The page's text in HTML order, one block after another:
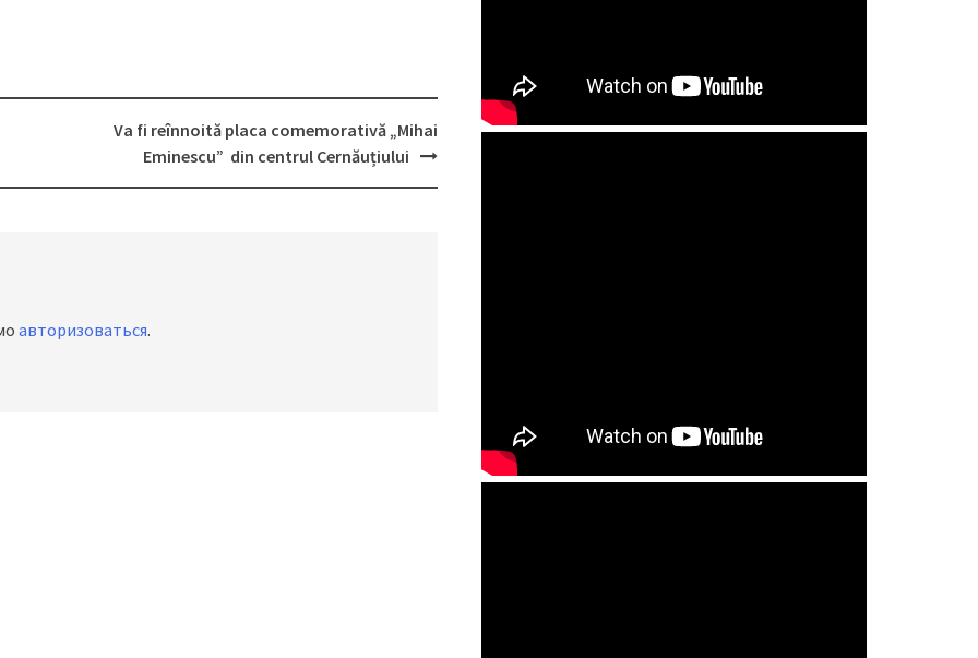
Va fi reînnoită placa comemorativă „Mihai
Eminescu” din centrul Cernăuțiului
авторизоваться.